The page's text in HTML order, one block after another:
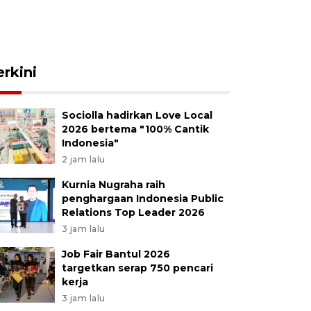
Sociolla hadirkan Love Local
2026 bertema "100% Cantik
Indonesia"
2 jam lalu
Kurnia Nugraha raih
penghargaan Indonesia Public
Relations Top Leader 2026
3 jam lalu
Job Fair Bantul 2026
targetkan serap 750 pencari
kerja
3 jam lalu